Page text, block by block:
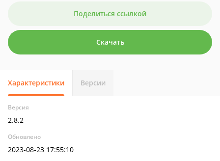
Поделиться ссылкой
Скачать
Характеристики Версии
Версия
2.8.2
Обновлено
2023-08-23 17:55:10